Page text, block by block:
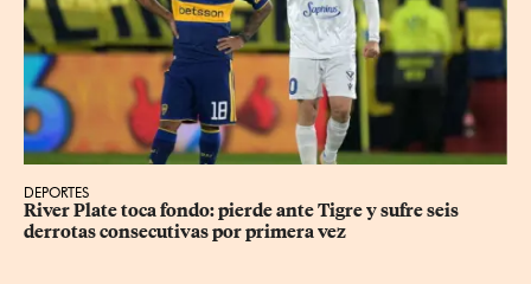
DEPORTES
River Plate toca fondo: pierde ante Tigre y sufre seis
derrotas consecutivas por primera vez